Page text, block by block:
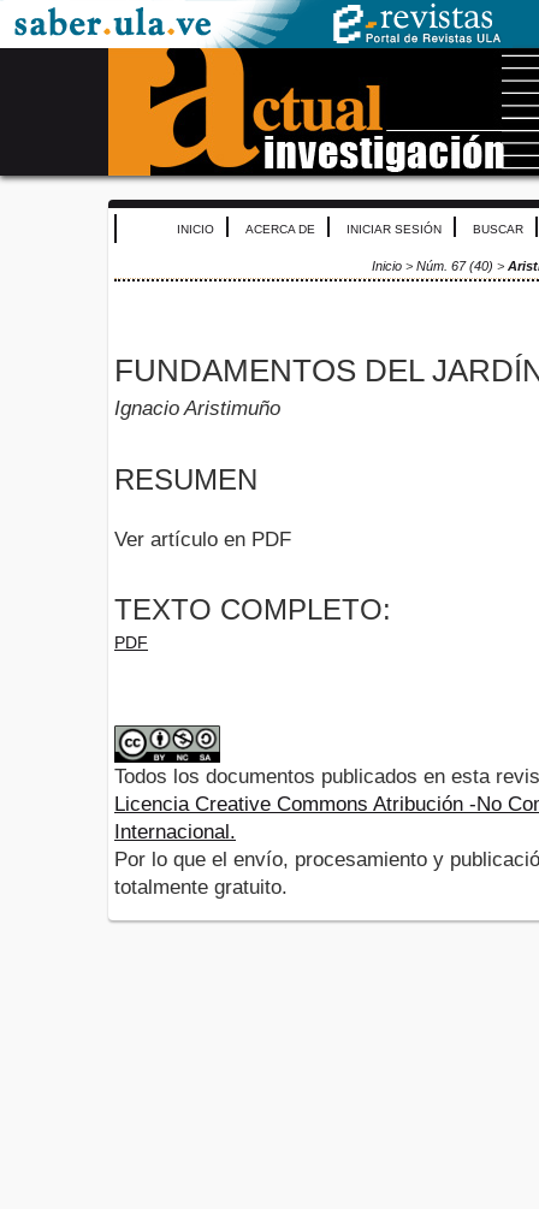
INICIO ACERCA DE INICIAR SESIÓN BUSCAR
Inicio > Núm. 67 (40) >
FUNDAMENTOS DEL
Ignacio Aristimuño
RESUMEN
Ver artículo en PDF
TEXTO COMPLETO:
PDF
Todos los documentos publicados en esta
Licencia Creative Commons Atribución -No
Internacional.
Por lo que el envío, procesamiento y
totalmente gratuito.